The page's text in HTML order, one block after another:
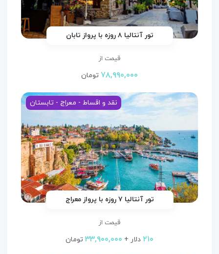
تور آنتالیا ۸ روزه با پرواز تابان
قیمت از
۷۸,۹۹۰,۰۰۰ تومان
نقد و اقساط - معراج - تابستان
تور آنتالیا ۷ روزه با پرواز معراج
قیمت از
۲۱۰ دلار + ۳۳,۹۰۰,۰۰۰ تومان